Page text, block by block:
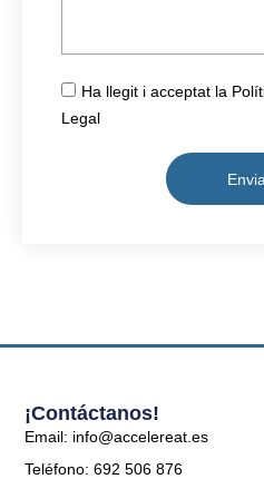
Ha llegit i acceptat la
Legal
¡Contáctanos!
Email: info@accelereat.es
Teléfono: 692 506 876